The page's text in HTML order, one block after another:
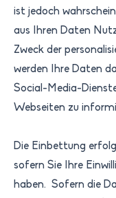
ist jedoch
aus Ihren Daten
Zweck der
werden Ihre Daten
Social-Media-
Webseiten zu
Die Einbettung
sofern Sie Ihre
haben. Sofern die